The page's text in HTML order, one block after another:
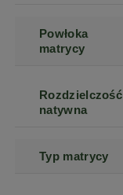
Powłoka
matrycy
Rozdzielczość
natywna
Typ matrycy